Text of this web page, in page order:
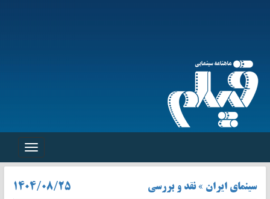
Toggle
سینمای ایران » نقد و بررسی ۱۴۰۴/۰۸/۲۵